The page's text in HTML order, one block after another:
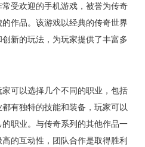
受欢迎的手机游戏，被誉为传奇
作品。该游戏以经典的传奇世界
新的玩法，为玩家提供了丰富多
可以选择几个不同的职业，包括
有独特的技能和装备，玩家可以
职业。与传奇系列的其他作品一
的互动性，团队合作是取得胜利